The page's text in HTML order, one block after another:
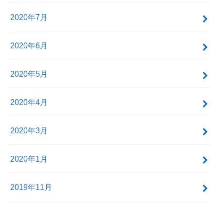
2020年7月
2020年6月
2020年5月
2020年4月
2020年3月
2020年1月
2019年11月